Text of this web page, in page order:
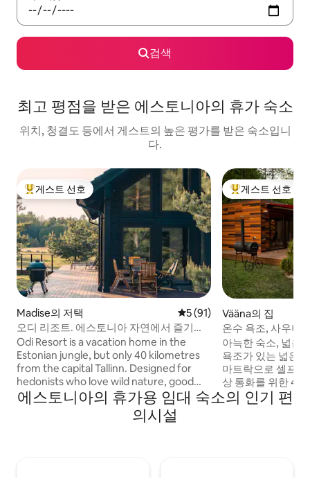
검색
최고 평점을 받은 에스토니아의 휴가 숙소
위치, 청결도 등에서 게스트의 높은 평가를 받은 숙소입니
다.
상위 게스트 선호
게스트 선호
Madise의 저택 평점 5점(5점 만점), 후기 91
5 (91)
오디 리조트. 에스토니아 자연에서 즐기는
프라이빗 미니 스파
Odi Resort is a vacation home in the
Estonian jungle, but only 40 kilometres
from the capital Tallinn. Designed for
hedonists who love wild nature, good
sauna, sunsets on the terrace and
comfortable luxury. A bottle of cold
white wine is waiting for you in the fridge
상위 게스트 선호
게스트 선호
Vääna의 집
온수 욕조, 사우나,
아늑한 숙소
아늑한 숙소, 넓은
욕조가 있는 넓은
마트락으로 셀프
상 통화를 위한
사우나 및 벽난로.
무료 주차. 뒷마당
에스토니아의 휴가용 임대 숙소의 인기 편
의시설